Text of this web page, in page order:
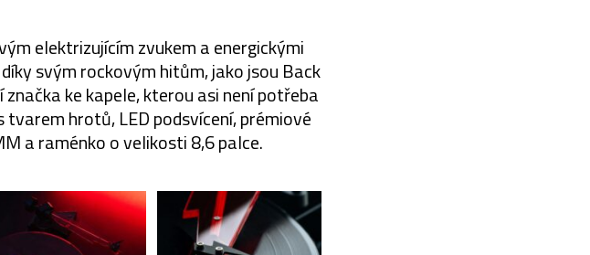
elektrizujícím zvukem a energickými
svým rockovým hitům, jako jsou Back
ke kapele, kterou asi není potřeba
hrotů, LED podsvícení, prémiové
a raménko o velikosti 8,6 palce.